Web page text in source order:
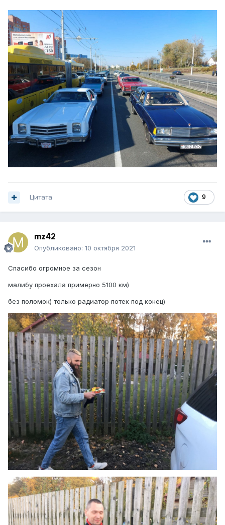
9
Цитата
mz42
Опубликовано: 10 октября 2021
Спасибо огромное за сезон
малибу проехала примерно 5100 км)
без поломок) только радиатор потек под конец)